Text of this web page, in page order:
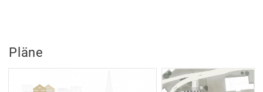
Modelle
Pläne